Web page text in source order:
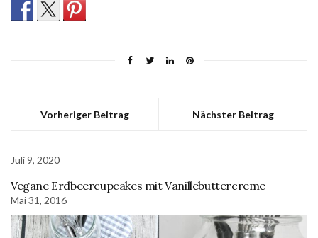
Vorheriger Beitrag Nächster Beitrag
Juli 9, 2020
Vegane Erdbeercupcakes mit Vanillebuttercreme
Mai 31, 2016